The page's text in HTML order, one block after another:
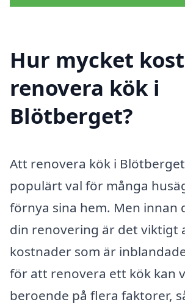
Hur mycket
renovera kök i
Blötberget?
Att renovera kök i
populärt val för många
förnya sina hem. Men innan
din renovering är det viktigt
kostnader som är
för att renovera ett kök kan
beroende på flera faktorer,